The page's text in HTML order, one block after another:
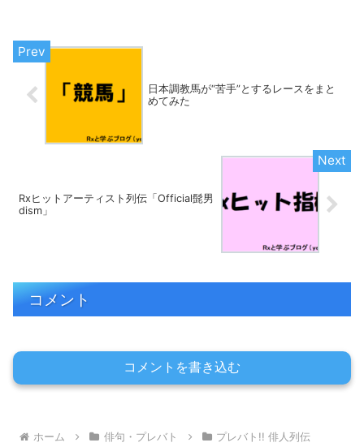
日本調教馬が“苦手”とするレースをまと
めてみた
Rxヒットアーティスト列伝「Official髭男
dism」
コメント
コメントを書き込む
ホーム 俳句・プレバト プレバト!! 俳人列伝